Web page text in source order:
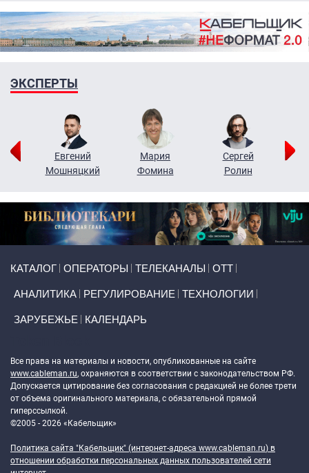
ЭКСПЕРТЫ
Евгений
Мошняцкий
Мария
Фомина
Сергей
Ролин
КАТАЛОГ ОПЕРАТОРЫ ТЕЛЕКАНАЛЫ ОТТ
АНАЛИТИКА РЕГУЛИРОВАНИЕ ТЕХНОЛОГИИ
ЗАРУБЕЖЬЕ КАЛЕНДАРЬ
Все права на материалы и новости, опубликованные на сайте
www.cableman.ru, охраняются в соответствии с законодательством РФ.
Допускается цитирование без согласования с редакцией не более трети
от объема оригинального материала, с обязательной прямой
гиперссылкой.
©2005 - 2026 «Кабельщик»
Политика сайта "Кабельщик" (интернет-адреса www.cableman.ru) в
отношении обработки персональных данных пользователей сети